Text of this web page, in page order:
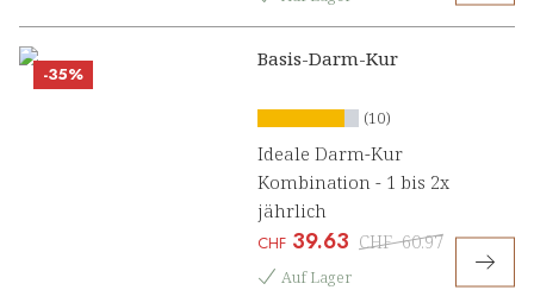
-35%
Basis-Darm-Kur
(10)
Ideale Darm-Kur
Kombination - 1 bis 2x
jährlich
CHF 39.63 CHF 60.97
Auf Lager